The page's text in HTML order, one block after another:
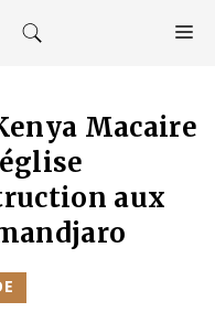
Macaire
aux